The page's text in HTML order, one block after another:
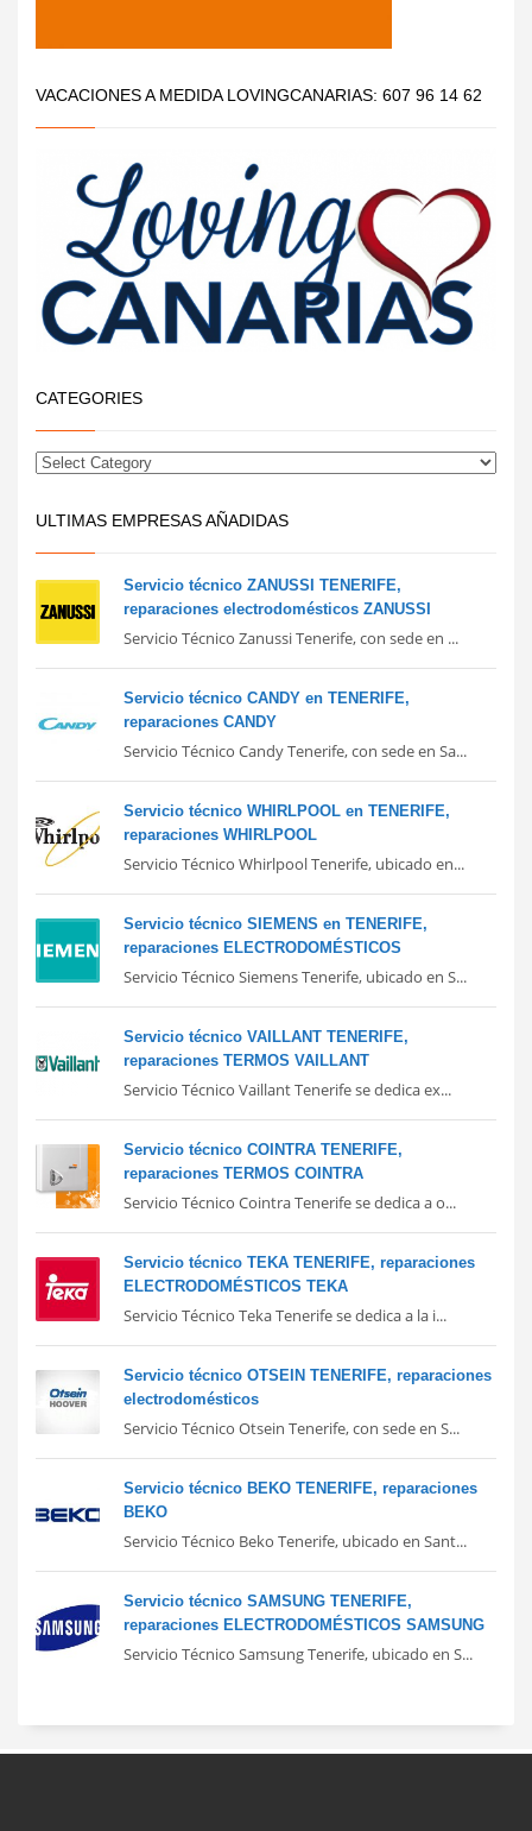
VACACIONES A MEDIDA LOVINGCANARIAS: 607 96 14 62
CATEGORIES
ULTIMAS EMPRESAS AÑADIDAS
Servicio técnico ZANUSSI TENERIFE,
reparaciones electrodomésticos ZANUSSI
Servicio Técnico Zanussi Tenerife, con sede en ...
Servicio técnico CANDY en TENERIFE,
reparaciones CANDY
Servicio Técnico Candy Tenerife, con sede en Sa...
Servicio técnico WHIRLPOOL en TENERIFE,
reparaciones WHIRLPOOL
Servicio Técnico Whirlpool Tenerife, ubicado en...
Servicio técnico SIEMENS en TENERIFE,
reparaciones ELECTRODOMÉSTICOS
Servicio Técnico Siemens Tenerife, ubicado en S...
Servicio técnico VAILLANT TENERIFE,
reparaciones TERMOS VAILLANT
Servicio Técnico Vaillant Tenerife se dedica ex...
Servicio técnico COINTRA TENERIFE,
reparaciones TERMOS COINTRA
Servicio Técnico Cointra Tenerife se dedica a o...
Servicio técnico TEKA TENERIFE, reparaciones
ELECTRODOMÉSTICOS TEKA
Servicio Técnico Teka Tenerife se dedica a la i...
Servicio técnico OTSEIN TENERIFE, reparaciones
electrodomésticos
Servicio Técnico Otsein Tenerife, con sede en S...
Servicio técnico BEKO TENERIFE, reparaciones
BEKO
Servicio Técnico Beko Tenerife, ubicado en Sant...
Servicio técnico SAMSUNG TENERIFE,
reparaciones ELECTRODOMÉSTICOS SAMSUNG
Servicio Técnico Samsung Tenerife, ubicado en S...